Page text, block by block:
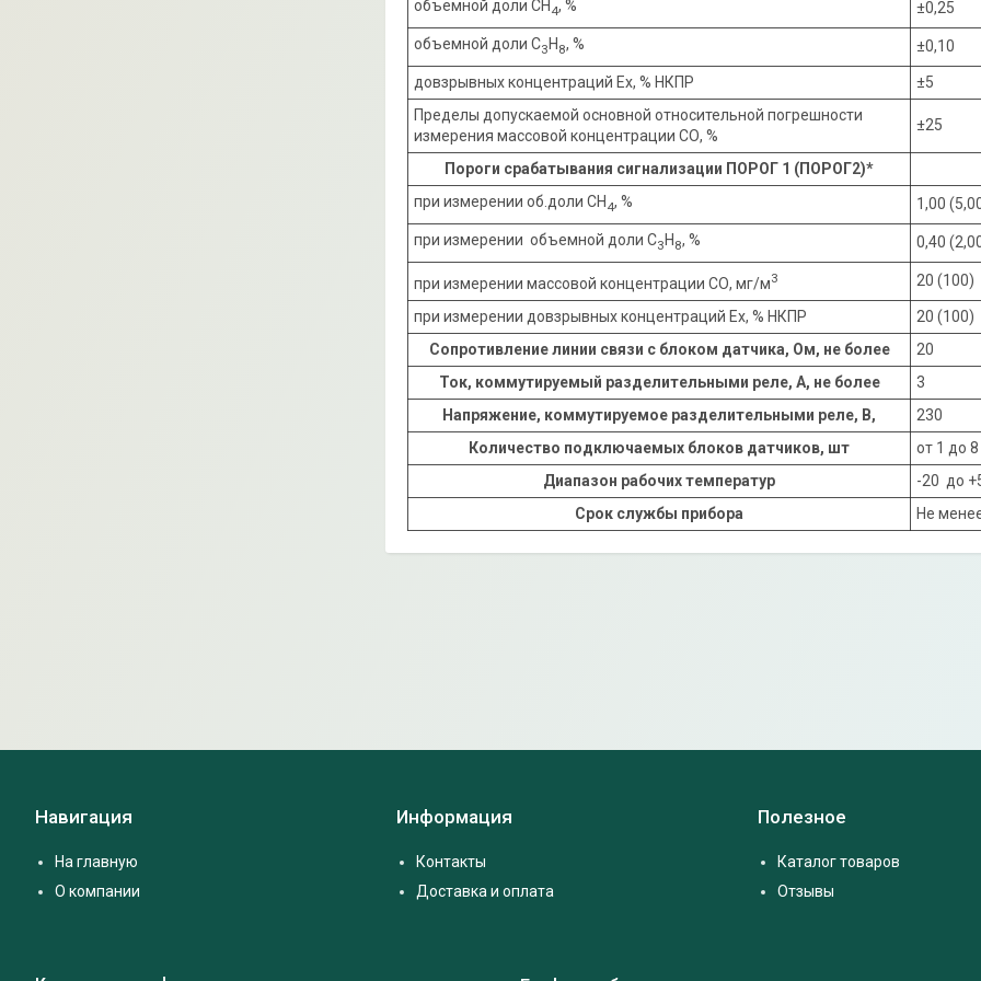
объемной доли СН4, % ±0,25
объемной доли С3Н8, % ±0,10
довзрывных концентраций Ех, % НКПР
±5
Пределы допускаемой основной относительной погрешности
измерения массовой концентрации СО, %
±25
Пороги срабатывания сигнализации ПОРОГ 1 (ПОРОГ2)*
при измерении об.доли СН4, % 1,00
при измерении объемной доли С3Н8, % 0,40
при измерении массовой концентрации СО, мг/м3 20 (100)
при измерении довзрывных концентраций Ех, % НКПР
20 (100)
Сопротивление линии связи с блоком датчика, Ом, не более
20
Ток, коммутируемый разделительными реле, А, не более
3
Напряжение, коммутируемое разделительными реле, В,
230
Количество подключаемых блоков датчиков, шт
от 1 до 8
Диапазон рабочих температур
-20 до
Срок службы прибора
Не
Навигация
На главную
О компании
Информация
Контакты
Доставка и оплата
Полезное
Каталог товаров
Отзывы